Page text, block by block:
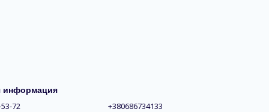
информация
72
+380686734133